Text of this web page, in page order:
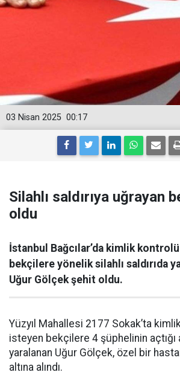
00:17
03 Nisan 2025
Silahlı saldırıya uğrayan
oldu
İstanbul Bağcılar’da kimlik
bekçilere yönelik silahlı saldırıda
Uğur Gölçek şehit oldu.
Yüzyıl Mahallesi 2177 Sokak’ta
isteyen bekçilere 4 şüphelinin açtığı
yaralanan Uğur Gölçek, özel bir
altına alındı.